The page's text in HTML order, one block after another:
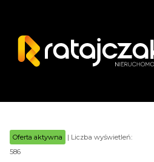
Oferta aktywna
| Liczba wyświetleń:
586